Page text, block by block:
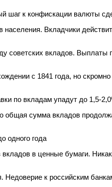
шаг к конфискации валюты
Вкладчики
советских вкладов.
с 1841 года, но
по вкладам упадут до 1,5-
общая сумма вкладов
одного года
в ценные бумаги.
к российским